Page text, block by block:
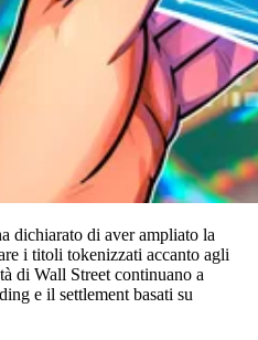
dichiarato di aver ampliato la
i titoli tokenizzati accanto agli
di Wall Street continuano a
e il settlement basati su